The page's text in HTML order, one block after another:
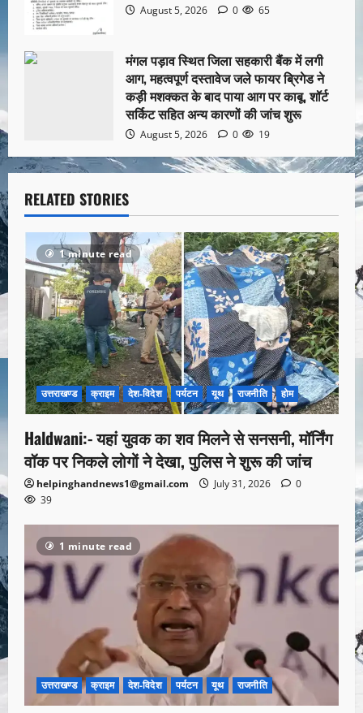
August 5, 2026 0 65
मंगल पड़ाव स्थित जिला सहकारी बैंक में लगी
आग, महत्वपूर्ण दस्तावेज जले फायर ब्रिगेड ने
कड़ी मशक्कत के बाद पाया आग पर काबू, शॉर्ट
सर्किट सहित अन्य कारणों की जांच शुरू
August 5, 2026 0 19
RELATED STORIES
1 minute read
उत्तराखण्ड क्राइम देश-विदेश पर्यटन यूथ राजनीति होम
Haldwani:- यहां युवक का शव मिलने से सनसनी, मॉर्निंग
वॉक पर निकले लोगों ने देखा, पुलिस ने शुरू की जांच
helpinghandnews1@gmail.com July 31, 2026
0
39
1 minute read
उत्तराखण्ड क्राइम देश-विदेश पर्यटन यूथ राजनीति